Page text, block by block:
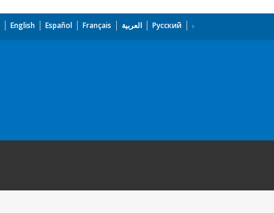
English Español Français العربية Русский